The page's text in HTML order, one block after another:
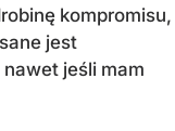
kompromisu,
jest
jeśli mam